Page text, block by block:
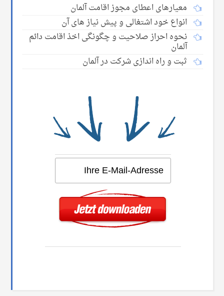
معیارهای اعطای مجوز اقامت آلمان
انواع خود اشتغالی و پیش نیاز های آن
نحوه احراز صلاحیت و چگونگی اخذ اقامت دائم
آلمان
ثبت و راه اندازی شرکت در آلمان